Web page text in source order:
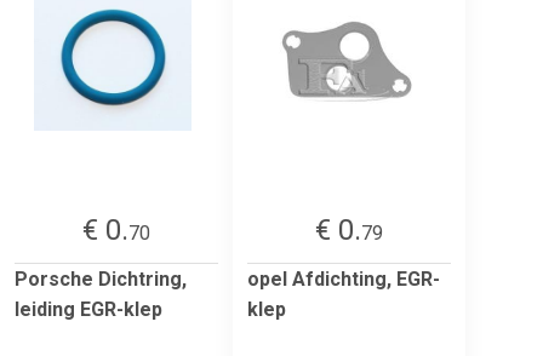
€ 0.70
Porsche Dichtring,
leiding EGR-klep
€ 0.79
opel Afdichting, EGR-
klep